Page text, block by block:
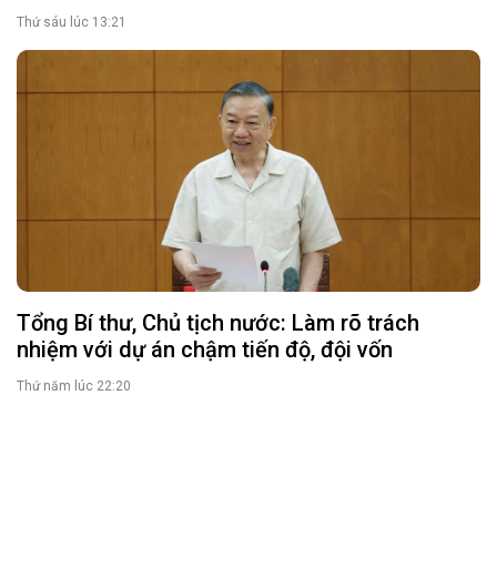
Thứ sáu lúc 13:21
Tổng Bí thư, Chủ tịch nước: Làm rõ trách
nhiệm với dự án chậm tiến độ, đội vốn
Thứ năm lúc 22:20